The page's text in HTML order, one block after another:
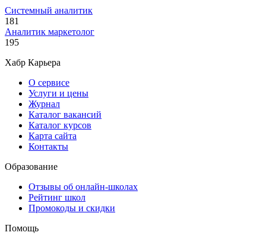
Системный аналитик
181
Аналитик маркетолог
195
Хабр Карьера
О сервисе
Услуги и цены
Журнал
Каталог вакансий
Каталог курсов
Карта сайта
Контакты
Образование
Отзывы об онлайн-школах
Рейтинг школ
Промокоды и скидки
Помощь